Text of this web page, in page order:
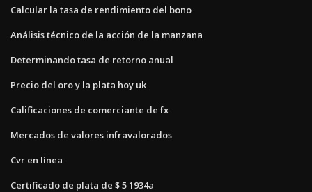
Calcular la tasa de rendimiento del bono
Análisis técnico de la acción de la manzana
Determinando tasa de retorno anual
Precio del oro y la plata hoy uk
Calificaciones de comerciante de fx
Mercados de valores infravalorados
Cvr en línea
Certificado de plata de $ 5 1934a